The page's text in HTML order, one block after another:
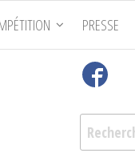
PRESSE